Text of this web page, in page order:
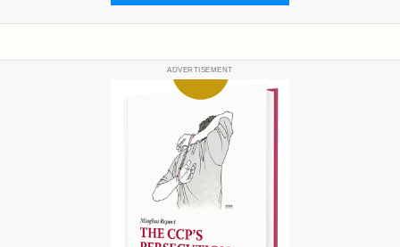
ADVERTISEMENT